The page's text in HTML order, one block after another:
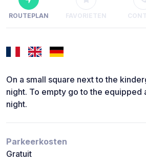
ROUTEPLAN FAVORIETEN
On a small square next to the
night. To empty go to the equipped
night.
Parkeerkosten
Gratuit